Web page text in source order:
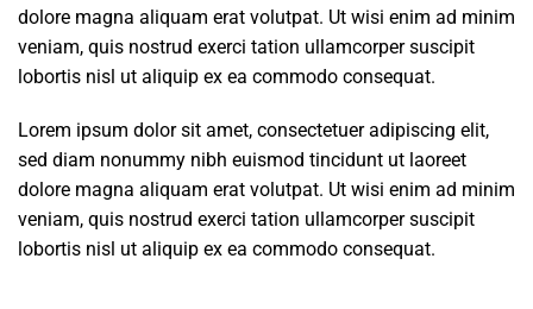
dolore magna aliquam erat volutpat. Ut wisi enim ad minim
veniam, quis nostrud exerci tation ullamcorper suscipit
lobortis nisl ut aliquip ex ea commodo consequat.
Lorem ipsum dolor sit amet, consectetuer adipiscing elit,
sed diam nonummy nibh euismod tincidunt ut laoreet
dolore magna aliquam erat volutpat. Ut wisi enim ad minim
veniam, quis nostrud exerci tation ullamcorper suscipit
lobortis nisl ut aliquip ex ea commodo consequat.